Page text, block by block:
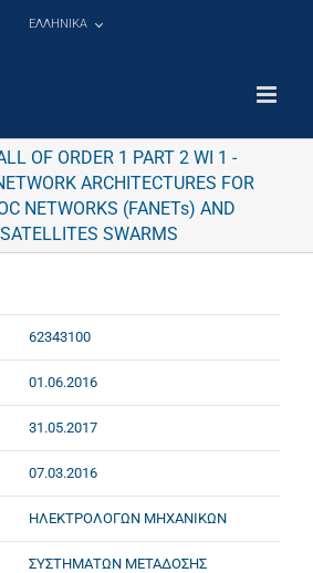
ΕΛΛΗΝΙΚΑ
OF ORDER 1 PART 2 WI 1 -
ARCHITECTURES FOR
NETWORKS (FANETs) AND
SWARMS
62343100
01.06.2016
31.05.2017
07.03.2016
ΗΛΕΚΤΡΟΛΟΓΩΝ ΜΗΧΑΝΙΚΩΝ
ΣΥΣΤΗΜΑΤΩΝ ΜΕΤΑΔΟΣΗΣ